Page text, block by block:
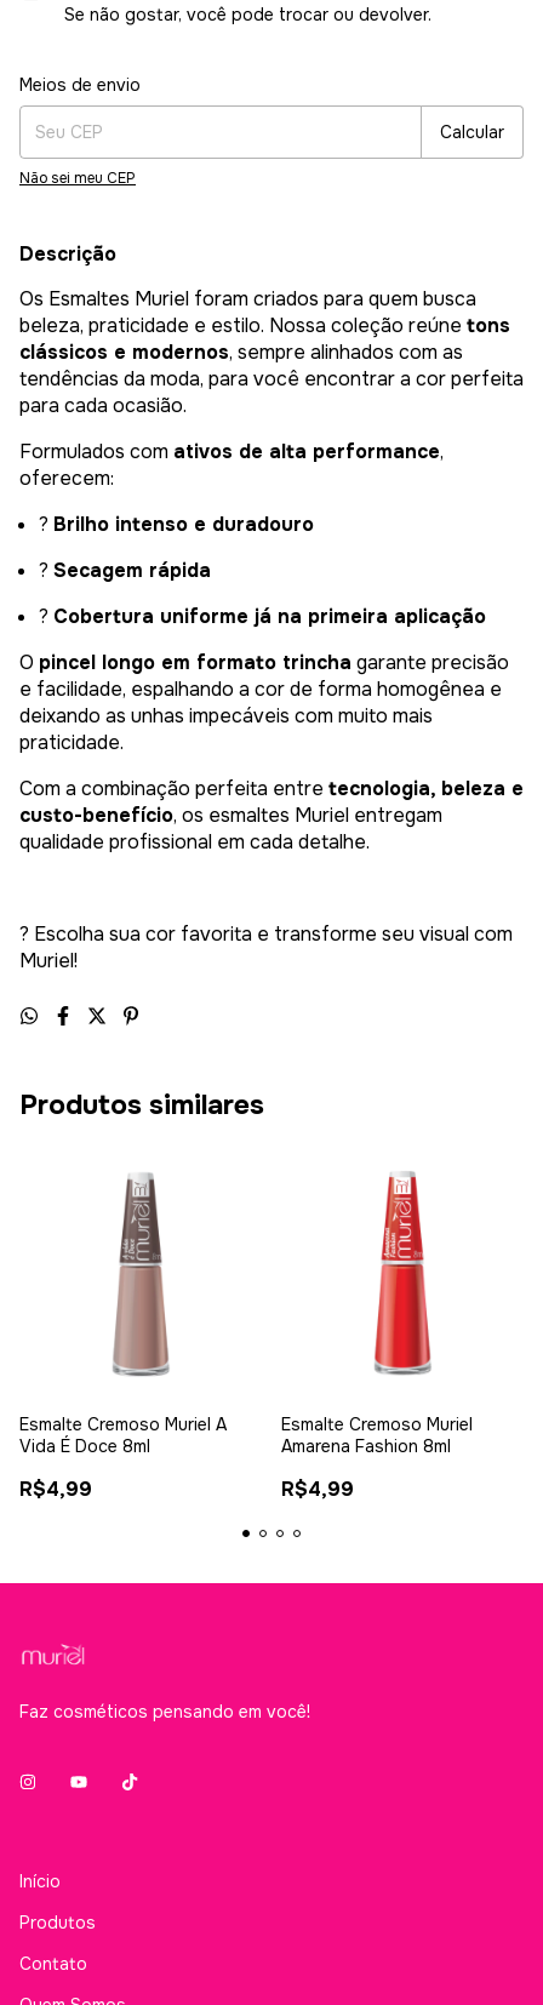
Se não gostar, você pode trocar ou devolver.
Entregas para o CEP:
Meios de envio
Calcular
Não sei meu CEP
Descrição
Os Esmaltes Muriel foram criados para quem busca
beleza, praticidade e estilo. Nossa coleção reúne tons
clássicos e modernos, sempre alinhados com as
tendências da moda, para você encontrar a cor perfeita
para cada ocasião.
Formulados com ativos de alta performance,
oferecem:
? Brilho intenso e duradouro
? Secagem rápida
? Cobertura uniforme já na primeira aplicação
O pincel longo em formato trincha garante precisão
e facilidade, espalhando a cor de forma homogênea e
deixando as unhas impecáveis com muito mais
praticidade.
Com a combinação perfeita entre tecnologia, beleza e
custo-benefício, os esmaltes Muriel entregam
qualidade profissional em cada detalhe.
? Escolha sua cor favorita e transforme seu visual com
Muriel!
Produtos similares
Esmalte Cremoso Muriel A
Vida É Doce 8ml
R$4,99
Esmalte Cremoso Muriel
Amarena Fashion 8ml
R$4,99
Faz cosméticos pensando em você!
Início
Produtos
Contato